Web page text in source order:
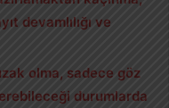
devamlılığı ve
olma, sadece göz
durumlarda